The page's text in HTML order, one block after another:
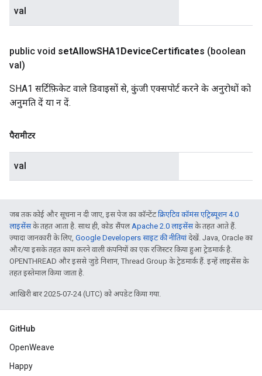
val
public void setAllowSHA1DeviceCertificates (boolean
val)
SHA1 सर्टिफ़िकेट वाले डिवाइसों से, कुंजी एक्सपोर्ट करने के अनुरोधों को
अनुमति दें या न दें.
पैरामीटर
val
जब तक कोई और सूचना न दी जाए, इस पेज का कॉन्टेंटक्रिएटिव कॉमंस एट्रिब्यूशन 4.0
लाइसेंसके तहत आता है. साथ ही, कोड सैंपलApache 2.0 लाइसेंसके तहत आते हैं.
ज़्यादा जानकारी के लिए, Google Developers साइट की नीतियांदेखें. Java, Oracle का
और/या इसके तहत काम करने वाली कंपनियों का एक रजिस्टर किया हुआ ट्रेडमार्क है.
OPENTHREAD और इससे जुड़े निशान, Thread Group के ट्रेडमार्क हैं. इन्हें लाइसेंस के
तहत इस्तेमाल किया जाता है.
आखिरी बार 2025-07-24 (UTC) को अपडेट किया गया.
GitHub
OpenWeave
Happy